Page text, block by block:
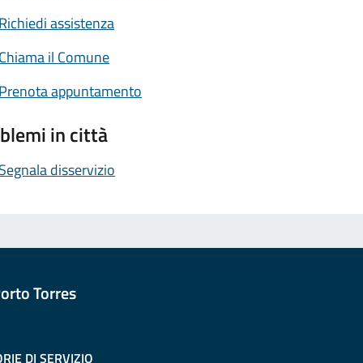
assistenza
il Comune
appuntamento
in città
disservizio
Torres
DI SERVIZIO